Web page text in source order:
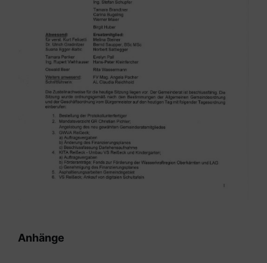
Anhänge